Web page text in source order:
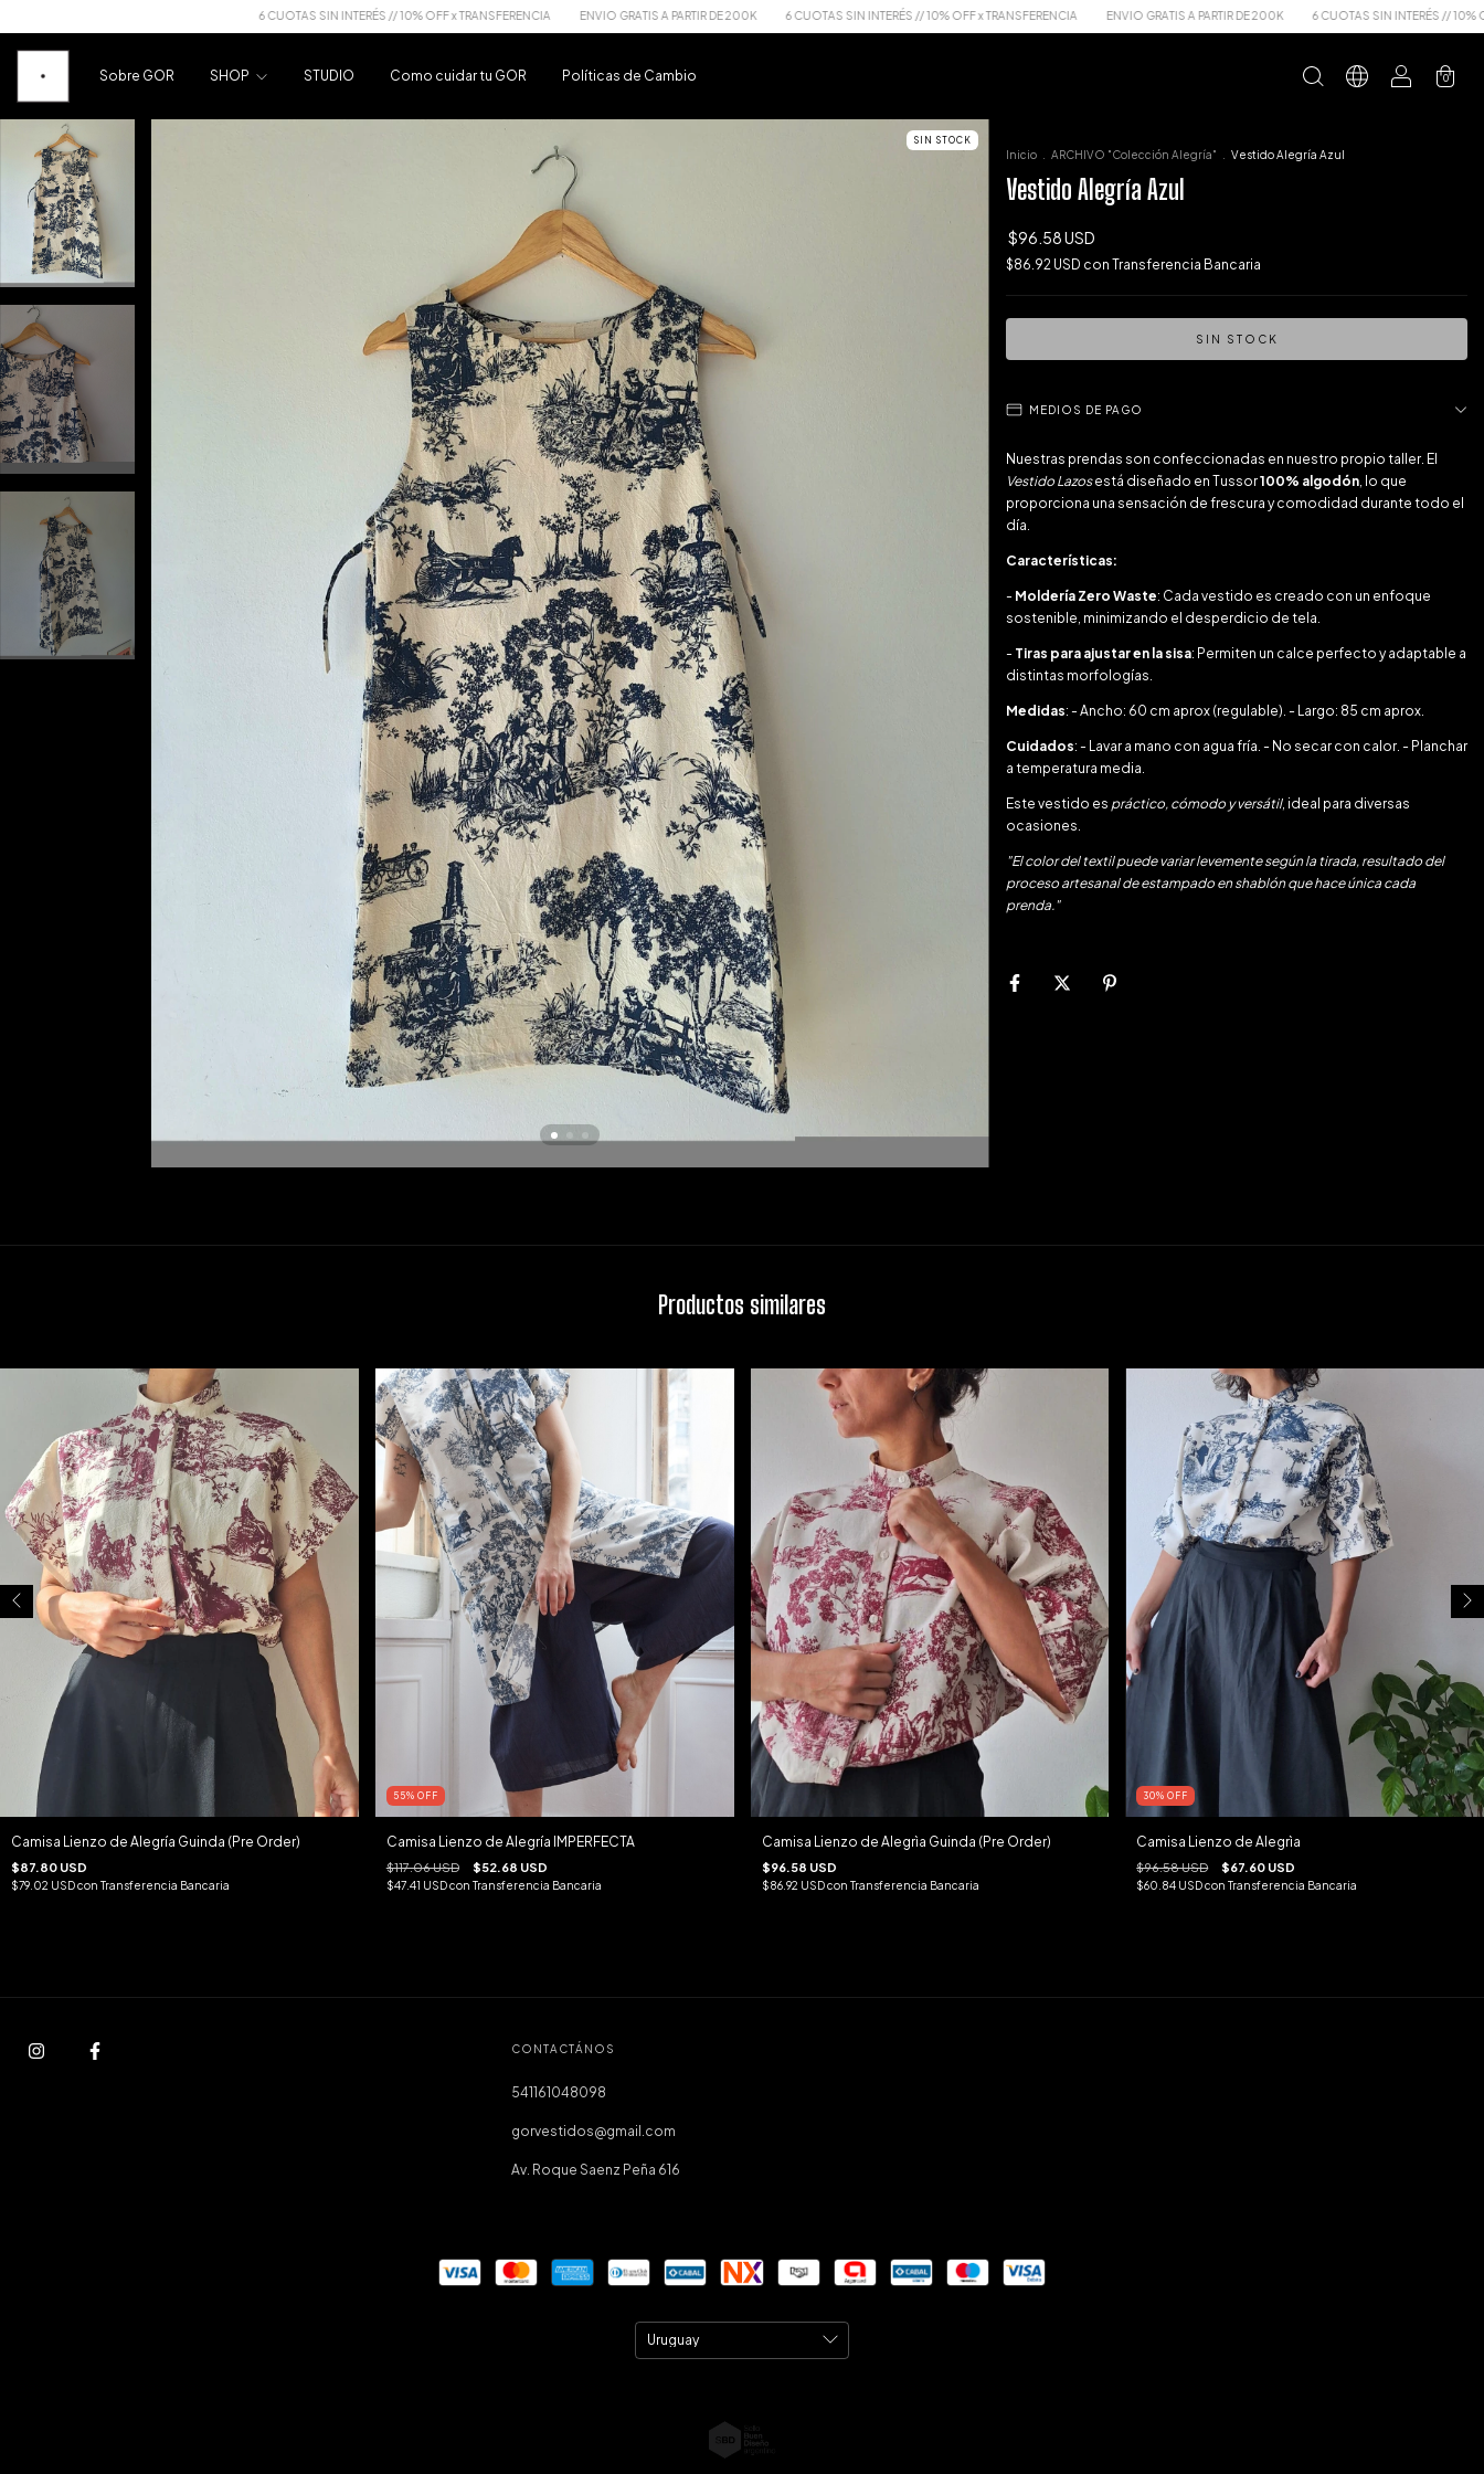
6 CUOTAS SIN INTERÉS // 10% OFF x TRANSFERENCIA ENVIO GRATIS A PARTIR DE 200K 6 CUOTAS SIN INTERÉS // 10% OFF x TRANSFERENCIA ENVIO GRATIS A PARTIR DE 200K 6 CUOTAS SIN INTERÉS // 10% OFF x
Sobre GOR SHOP STUDIO Como cuidar tu GOR Políticas de Cambio 0
SIN STOCK
Inicio ARCHIVO "Colección Alegría" Vestido Alegría Azul
Vestido Alegría Azul
$96.58 USD
$86.92 USD con Transferencia Bancaria
MEDIOS DE PAGO
Nuestras prendas son confeccionadas en nuestro propio taller. El
Vestido Lazosestá diseñado en Tussor100% algodón, lo que
proporciona una sensación de frescura y comodidad durante todo el
día.
Características:
- Moldería Zero Waste: Cada vestido es creado con un enfoque
sostenible, minimizando el desperdicio de tela.
- Tiras para ajustar en la sisa: Permiten un calce perfecto y adaptable a
distintas morfologías.
Medidas: - Ancho: 60 cm aprox (regulable). - Largo: 85 cm aprox.
Cuidados: - Lavar a mano con agua fría. - No secar con calor. - Planchar
a temperatura media.
Este vestido es práctico, cómodo y versátil, ideal para diversas
ocasiones.
"El color del textil puede variar levemente según la tirada, resultado del
proceso artesanal de estampado en shablón que hace única cada
prenda."
Productos similares
Camisa Lienzo de Alegría Guinda (Pre Order)
$87.80 USD
$79.02 USDcon Transferencia Bancaria
55% OFF
Camisa Lienzo de Alegría IMPERFECTA
$117.06 USD $52.68 USD
$47.41 USDcon Transferencia Bancaria
Camisa Lienzo de Alegrìa Guinda (Pre Order)
$96.58 USD
$86.92 USDcon Transferencia Bancaria
30%OFF
Camisa Lienzo de Alegrìa
$96.58 USD $67.60 USD
$60.84 USDcon Transferencia Bancaria
CONTACTÁNOS
541161048098
gorvestidos@gmail.com
Av. Roque Saenz Peña 616